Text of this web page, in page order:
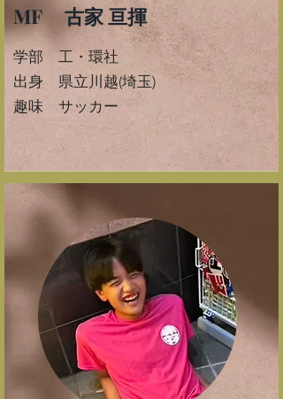
MF 古家 亘揮
学部 工・環社
​出身 県立川越(埼玉)
​趣味 サッカー